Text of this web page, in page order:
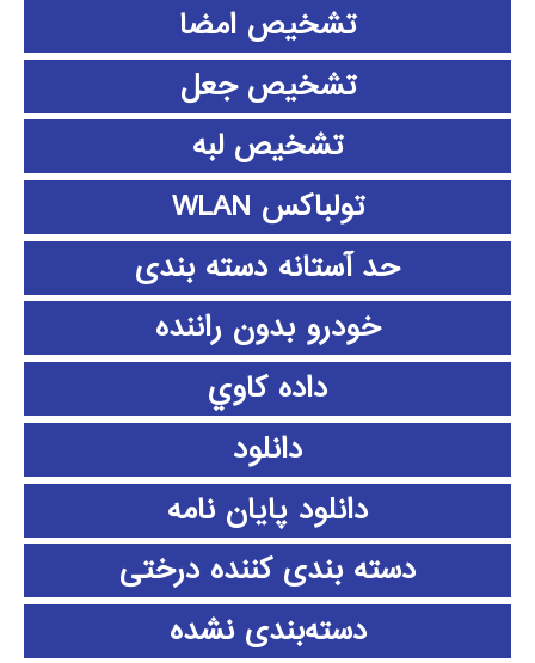
تشخیص امضا
تشخیص جعل
تشخیص لبه
تولباکس WLAN
حد آستانه دسته بندی
خودرو بدون راننده
داده كاوي
دانلود
دانلود پايان نامه
دسته بندی کننده درختی
دسته‌بندی نشده